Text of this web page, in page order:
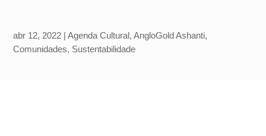
abr 12, 2022 |Agenda Cultural,AngloGold Ashanti,
Comunidades, Sustentabilidade